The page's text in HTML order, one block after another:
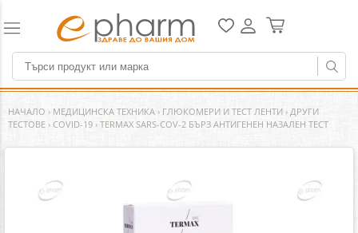
НАЧАЛО › МЕДИЦИНСКА ТЕХНИКА › ГЛЮКОМЕРИ И ТЕСТ ЛЕНТИ › ДРУГИ
ТЕСТОВЕ › COVID-19 › TERMAX SARS-COV-2 БЪРЗ АНТИГЕНЕН НАЗАЛЕН ТЕСТ